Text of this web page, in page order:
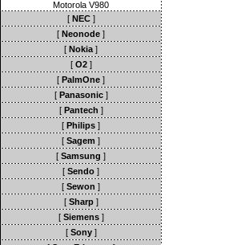
Motorola V980
[ NEC]
[ Neonode ]
[ Nokia ]
[ O2]
[ PalmOne ]
[ Panasonic]
[ Pantech ]
[ Philips ]
[ Sagem ]
[ Samsung ]
[ Sendo ]
[ Sewon ]
[ Sharp]
[ Siemens]
[ Sony]